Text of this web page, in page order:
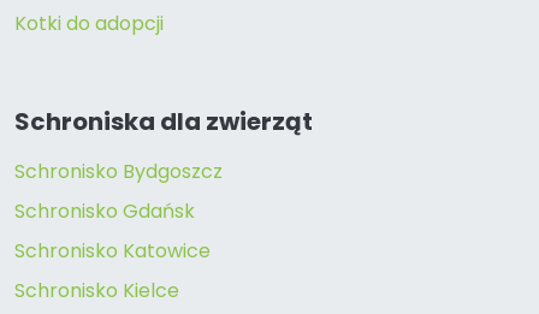
Kotki do adopcji
Schroniska dla zwierząt
Schronisko Bydgoszcz
Schronisko Gdańsk
Schronisko Katowice
Schronisko Kielce